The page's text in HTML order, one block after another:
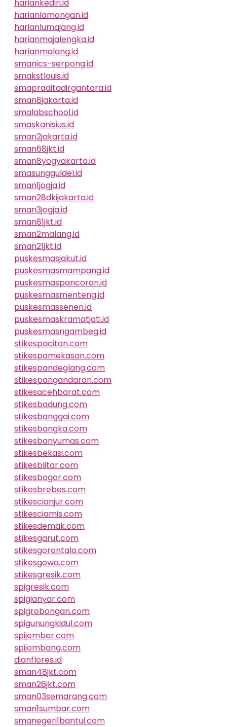
hariankediri.id
harianlamongan.id
harianlumajang.id
harianmajalengka.id
harianmalang.id
smanics-serpong.id
smakstlouis.id
smapraditadirgantara.id
sman8jakarta.id
smalabschool.id
smaskanisius.id
sman2jakarta.id
sman68jkt.id
sman8yogyakarta.id
smasungguldel.id
sman1jogja.id
sman28dkijakarta.id
sman3jogja.id
sman81jkt.id
sman2malang.id
sman21jkt.id
puskesmasjakut.id
puskesmasmampang.id
puskesmaspancoran.id
puskesmasmenteng.id
puskesmassenen.id
puskesmaskramatjati.id
puskesmasngambeg.id
stikespacitan.com
stikespamekasan.com
stikespandeglang.com
stikespangandaran.com
stikesacehbarat.com
stikesbadung.com
stikesbanggai.com
stikesbangka.com
stikesbanyumas.com
stikesbekasi.com
stikesblitar.com
stikesbogor.com
stikesbrebes.com
stikescianjur.com
stikesciamis.com
stikesdemak.com
stikesgarut.com
stikesgorontalo.com
stikesgowa.com
stikesgresik.com
spigresik.com
spigianyar.com
spigrobongan.com
spigunungkidul.com
spijember.com
spijombang.com
dianflores.id
sman48jkt.com
sman26jkt.com
sman03semarang.com
sman1sumbar.com
smanegeri1bantul.com